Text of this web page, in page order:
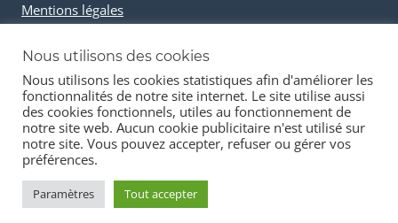
Mentions légales
Cookies et données personnelles
© 2026 Stock-it automobiles
Nous utilisons des cookies
Nous utilisons les cookies statistiques afin d'améliorer les
fonctionnalités de notre site internet. Le site utilise aussi
des cookies fonctionnels, utiles au fonctionnement de
notre site web. Aucun cookie publicitaire n'est utilisé sur
notre site. Vous pouvez accepter, refuser ou gérer vos
préférences.
Paramètres Tout accepter